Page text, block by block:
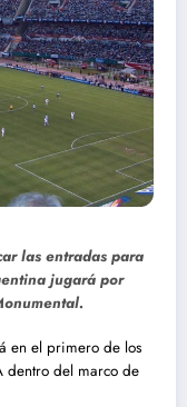
las entradas para
jugará por
en el primero de los
dentro del marco de